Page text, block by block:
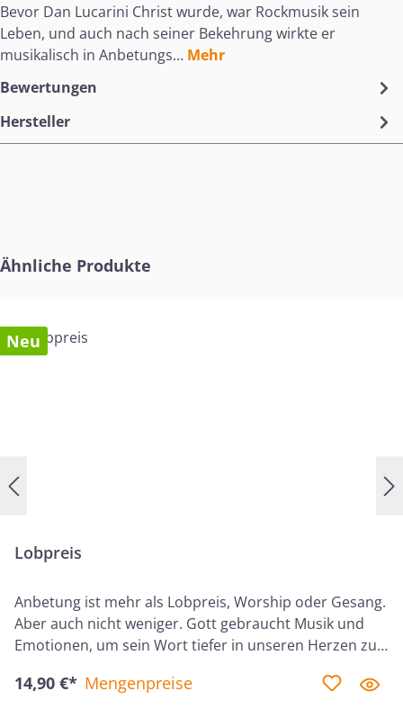
Bevor Dan Lucarini Christ wurde, war Rockmusik sein
Leben, und auch nach seiner Bekehrung wirkte er
musikalisch in Anbetungs… Mehr
Bewertungen
Hersteller
Produktgalerie überspringen
Ähnliche Produkte
Neu
Lobpreis
Anbetung ist mehr als Lobpreis, Worship oder Gesang.
Aber auch nicht weniger. Gott gebraucht Musik und
Emotionen, um sein Wort tiefer in unseren Herzen zu
Gottes Vision für das Singen in der Gemeinde die
14,90 €* Mengenpreise